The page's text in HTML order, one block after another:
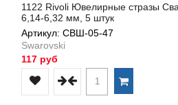
1122 Rivoli Ювелирные стразы
6,14-6,32 мм, 5 штук
Артикул: СВШ-05-47
Swarovski
117 руб